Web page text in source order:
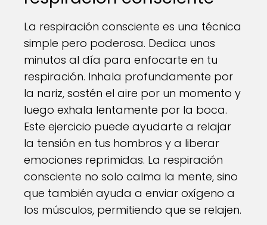
La respiración consciente es una técnica
simple pero poderosa. Dedica unos
minutos al día para enfocarte en tu
respiración. Inhala profundamente por
la nariz, sostén el aire por un momento y
luego exhala lentamente por la boca.
Este ejercicio puede ayudarte a relajar
la tensión en tus hombros y a liberar
emociones reprimidas. La respiración
consciente no solo calma la mente, sino
que también ayuda a enviar oxígeno a
los músculos, permitiendo que se relajen.